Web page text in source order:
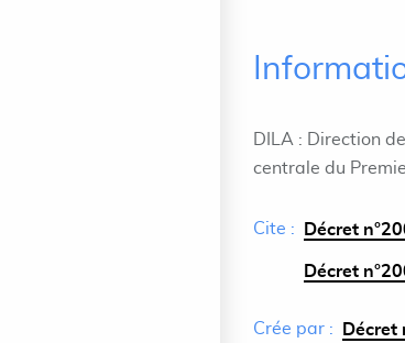
DILA : Direction
centrale du
Cite : Décret
Décret
Crée par : Décret